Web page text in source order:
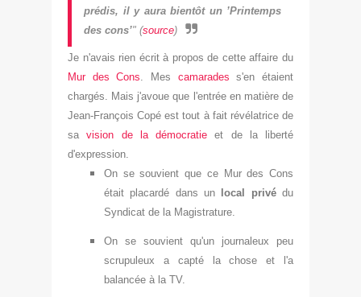
prédis, il y aura bientôt un ’Printemps
des cons’" (source)
Je n'avais rien écrit à propos de cette affaire du
Mur desCons . Mes camarades s'en étaient
chargés. Mais j'avoue que l'entrée en matière de
Jean-François Copé est tout à fait révélatrice de
savision de la démocratie et de la liberté
d'expression.
On se souvient que ce Mur des Cons
était placardé dans un
local privédu
Syndicat de la Magistrature.
On se souvient qu'un journaleux peu
scrupuleux a capté la chose et l 'a
balancée à la TV.